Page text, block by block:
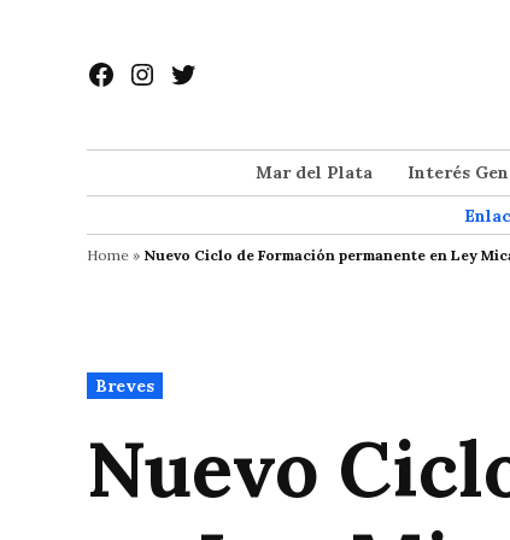
contenido
Facebook
Instagram
Twitter
Mar del Plata Interés
Home » Nuevo Ciclo de Formación permanente en Ley
Publicado
en
Breves
Nuevo